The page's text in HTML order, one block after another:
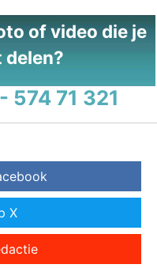
of video die je
delen?
574 71 321
X